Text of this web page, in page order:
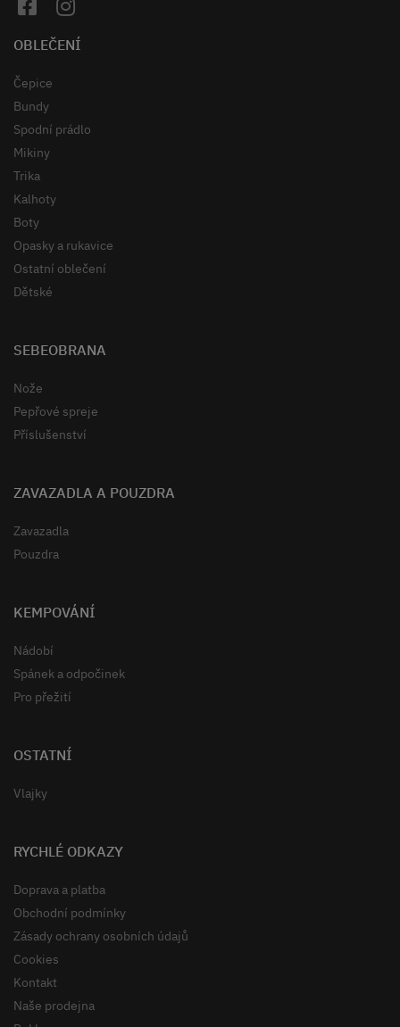
OBLEČENÍ
Čepice
Bundy
Spodní prádlo
Mikiny
Trika
Kalhoty
Boty
Opasky a rukavice
Ostatní oblečení
Dětské
SEBEOBRANA
Nože
Pepřové spreje
Příslušenství
ZAVAZADLA A POUZDRA
Zavazadla
Pouzdra
KEMPOVÁNÍ
Nádobí
Spánek a odpočinek
Pro přežití
OSTATNÍ
Vlajky
RYCHLÉ ODKAZY
Doprava a platba
Obchodní podmínky
Zásady ochrany osobních údajů
Cookies
Kontakt
Naše prodejna